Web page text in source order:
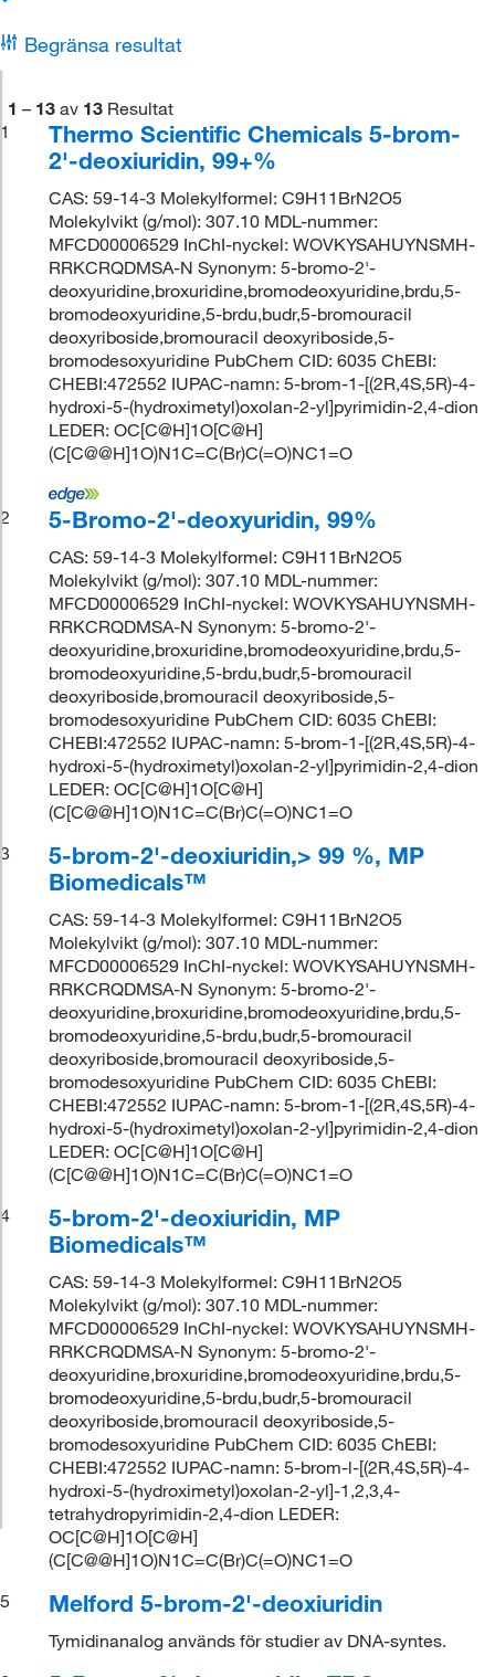
Begränsa resultat
1 – 13 av 13 Resultat
1
Thermo Scientific Chemicals 5-brom-
2'-deoxiuridin, 99+%
CAS: 59-14-3 Molekylformel: C9H11BrN2O5
Molekylvikt (g/mol): 307.10 MDL-nummer:
MFCD00006529 InChI-nyckel: WOVKYSAHUYNSMH-
RRKCRQDMSA-N Synonym: 5-bromo-2'-
deoxyuridine,broxuridine,bromodeoxyuridine,brdu,5-
bromodeoxyuridine,5-brdu,budr,5-bromouracil
deoxyriboside,bromouracil deoxyriboside,5-
bromodesoxyuridine PubChem CID: 6035 ChEBI:
CHEBI:472552 IUPAC-namn: 5-brom-1-[(2R,4S,5R)-4-
hydroxi-5-(hydroximetyl)oxolan-2-yl]pyrimidin-2,4-dion
LEDER: OC[C@H]1O[C@H]
(C[C@@H]1O)N1C=C(Br)C(=O)NC1=O
2 5-Bromo-2'-deoxyuridin, 99%
CAS: 59-14-3 Molekylformel: C9H11BrN2O5
Molekylvikt (g/mol): 307.10 MDL-nummer:
MFCD00006529 InChI-nyckel: WOVKYSAHUYNSMH-
RRKCRQDMSA-N Synonym: 5-bromo-2'-
deoxyuridine,broxuridine,bromodeoxyuridine,brdu,5-
bromodeoxyuridine,5-brdu,budr,5-bromouracil
deoxyriboside,bromouracil deoxyriboside,5-
bromodesoxyuridine PubChem CID: 6035 ChEBI:
CHEBI:472552 IUPAC-namn: 5-brom-1-[(2R,4S,5R)-4-
hydroxi-5-(hydroximetyl)oxolan-2-yl]pyrimidin-2,4-dion
LEDER: OC[C@H]1O[C@H]
(C[C@@H]1O)N1C=C(Br)C(=O)NC1=O
3
5-brom-2'-deoxiuridin,> 99 %, MP
Biomedicals™
CAS: 59-14-3 Molekylformel: C9H11BrN2O5
Molekylvikt (g/mol): 307.10 MDL-nummer:
MFCD00006529 InChI-nyckel: WOVKYSAHUYNSMH-
RRKCRQDMSA-N Synonym: 5-bromo-2'-
deoxyuridine,broxuridine,bromodeoxyuridine,brdu,5-
bromodeoxyuridine,5-brdu,budr,5-bromouracil
deoxyriboside,bromouracil deoxyriboside,5-
bromodesoxyuridine PubChem CID: 6035 ChEBI:
CHEBI:472552 IUPAC-namn: 5-brom-1-[(2R,4S,5R)-4-
hydroxi-5-(hydroximetyl)oxolan-2-yl]pyrimidin-2,4-dion
LEDER: OC[C@H]1O[C@H]
(C[C@@H]1O)N1C=C(Br)C(=O)NC1=O
4
5-brom-2'-deoxiuridin, MP
Biomedicals™
CAS: 59-14-3 Molekylformel: C9H11BrN2O5
Molekylvikt (g/mol): 307.10 MDL-nummer:
MFCD00006529 InChI-nyckel: WOVKYSAHUYNSMH-
RRKCRQDMSA-N Synonym: 5-bromo-2'-
deoxyuridine,broxuridine,bromodeoxyuridine,brdu,5-
bromodeoxyuridine,5-brdu,budr,5-bromouracil
deoxyriboside,bromouracil deoxyriboside,5-
bromodesoxyuridine PubChem CID: 6035 ChEBI:
CHEBI:472552 IUPAC-namn: 5-brom-l-[(2R,4S,5R)-4-
hydroxi-5-(hydroximetyl)oxolan-2-yl]-1,2,3,4-
tetrahydropyrimidin-2,4-dion LEDER:
OC[C@H]1O[C@H]
(C[C@@H]1O)N1C=C(Br)C(=O)NC1=O
5
Melford 5-brom-2'-deoxiuridin
Tymidinanalog används för studier av DNA-syntes.